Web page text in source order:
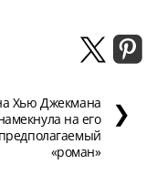
Хью Джекмана
на его
предполагаемый
«роман»
❯